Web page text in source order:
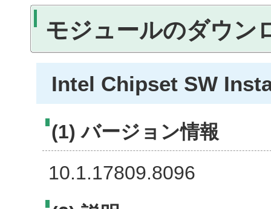
モジュールのダウン
Intel Chipset SW
(1) バージョン情報
10.1.17809.8096